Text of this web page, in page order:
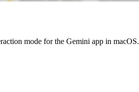
mode for the Gemini app in macOS.